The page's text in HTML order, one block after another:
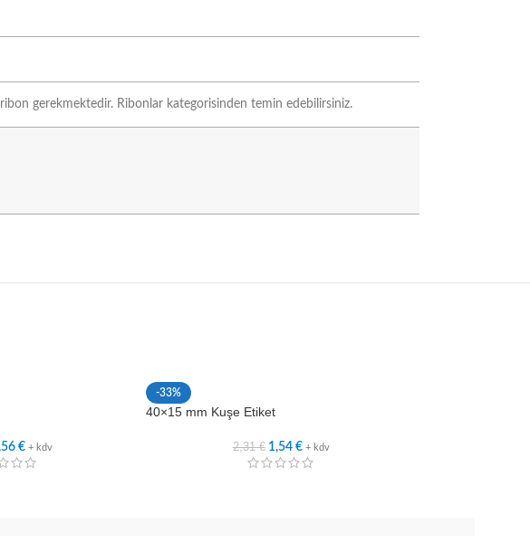
ribon gerekmektedir. Ribonlar kategorisinden temin edebilirsiniz.
€ + kdv
-33%
40×15 mm Kuşe Etiket
2,31€ 1,54 € + kdv